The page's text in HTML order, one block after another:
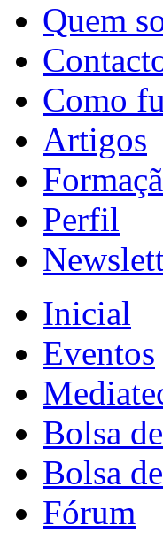
Quem
Como
Artigos
Perfil
Inicial
Eventos
Bolsa
Bolsa
Fórum